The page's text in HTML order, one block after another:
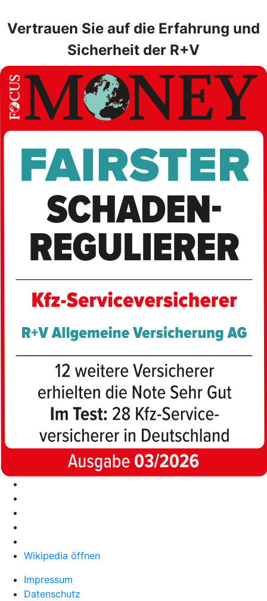
Vertrauen Sie auf die Erfahrung und
Sicherheit der R+V
Wikipedia öffnen
Impressum
Datenschutz